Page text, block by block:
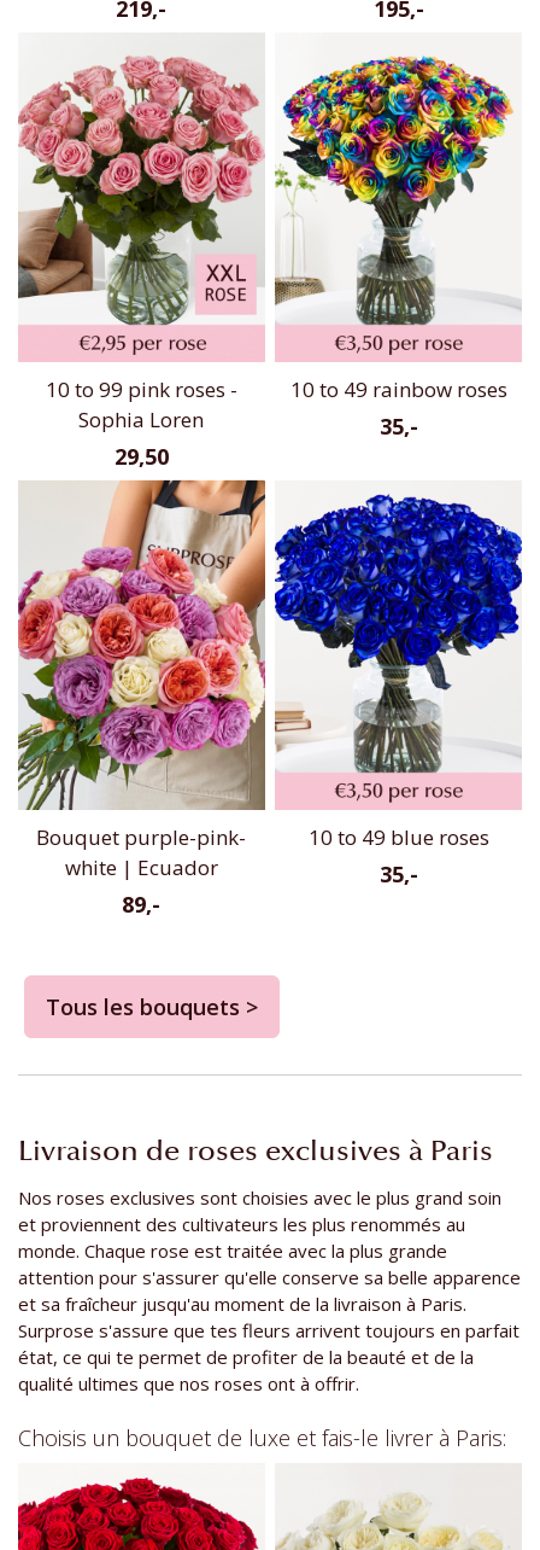
219,- 195,-
10 to 99 pink roses -
Sophia Loren
29,50
10 to 49 rainbow roses
35,-
Bouquet purple-pink-
white | Ecuador
89,-
10 to 49 blue roses
35,-
Tous les bouquets >
Livraison de roses exclusives à Paris
Nos roses exclusives sont choisies avec le plus grand soin
et proviennent des cultivateurs les plus renommés au
monde. Chaque rose est traitée avec la plus grande
attention pour s'assurer qu'elle conserve sa belle apparence
et sa fraîcheur jusqu'au moment de la livraison à Paris.
Surprose s'assure que tes fleurs arrivent toujours en parfait
état, ce qui te permet de profiter de la beauté et de la
qualité ultimes que nos roses ont à offrir.
Choisis un bouquet de luxe et fais-le livrer à Paris: